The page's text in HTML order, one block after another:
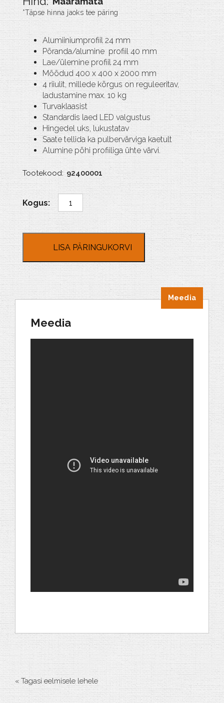
Alumiiniumprofiil 24 mm
Põranda/alumine profiil 40 mm
Lae/ülemine profiil 24 mm
Mõõdud 400 x 400 x 2000 mm
4 riiulit, millede kõrgus on reguleeritav,
ladustamine max. 10 kg
Turvaklaasist
Standardis laed LED valgustus
Hingedel uks, lukustatav
Saate tellida ka pulbervärviga kaetult
Alumine põhi profiiliga ühte värvi.
Tootekood: 92400001
MPC
400-
kogus
LISA PÄRINGUKORVI
Meedia
Meedia
« Tagasi eelmisele lehele